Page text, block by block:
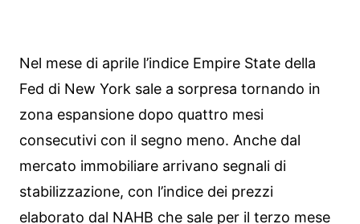
Nel mese di aprile l’indice Empire State della
Fed di New York sale a sorpresa tornando in
zona espansione dopo quattro mesi
consecutivi con il segno meno. Anche dal
mercato immobiliare arrivano segnali di
stabilizzazione, con l’indice dei prezzi
elaborato dal NAHB che sale per il terzo mese